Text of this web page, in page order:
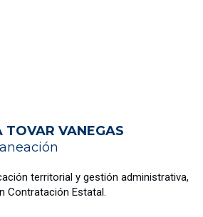
TOVAR VANEGAS
territorial y gestión administrativa,
Contratación Estatal.